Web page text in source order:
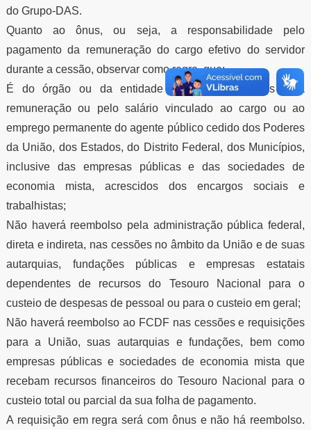
do Grupo-DAS.
Quanto ao ônus, ou seja, a responsabilidade pelo
pagamento da remuneração do cargo efetivo do servidor
durante a cessão, observar como regra, que:
É do órgão ou da entidade cessionária o ônus pela
remuneração ou pelo salário vinculado ao cargo ou ao
emprego permanente do agente público cedido dos Poderes
da União, dos Estados, do Distrito Federal, dos Municípios,
inclusive das empresas públicas e das sociedades de
economia mista, acrescidos dos encargos sociais e
trabalhistas;
Não haverá reembolso pela administração pública federal,
direta e indireta, nas cessões no âmbito da União e de suas
autarquias, fundações públicas e empresas estatais
dependentes de recursos do Tesouro Nacional para o
custeio de despesas de pessoal ou para o custeio em geral;
Não haverá reembolso ao FCDF nas cessões e requisições
para a União, suas autarquias e fundações, bem como
empresas públicas e sociedades de economia mista que
recebam recursos financeiros do Tesouro Nacional para o
custeio total ou parcial da sua folha de pagamento.
A requisição em regra será com ônus e não há reembolso.